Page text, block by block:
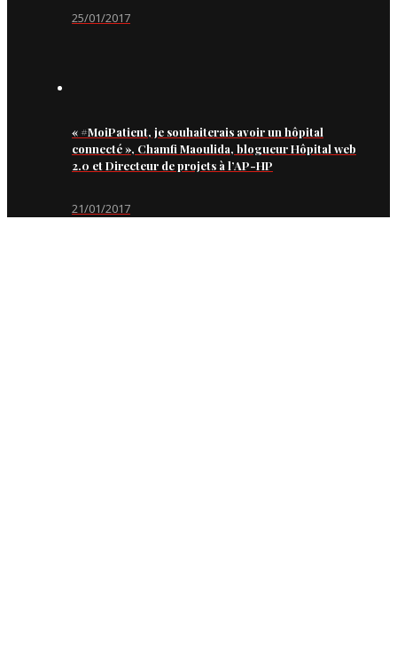
25/01/2017
« #MoiPatient, je souhaiterais avoir un hôpital
connecté », Chamfi Maoulida, blogueur Hôpital web
2.0 et Directeur de projets à l’AP-HP
21/01/2017